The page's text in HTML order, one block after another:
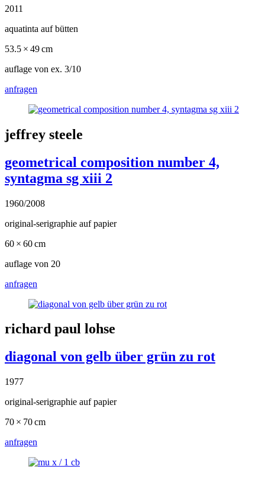
2011
aquatinta auf bütten
53.5 × 49 cm
auflage von ex. 3/10
anfragen
jeffrey steele
geometrical composition number 4,
syntagma sg xiii 2
1960/2008
original-serigraphie auf papier
60 × 60 cm
auflage von 20
anfragen
richard paul lohse
diagonal von gelb über grün zu rot
1977
original-serigraphie auf papier
70 × 70 cm
anfragen